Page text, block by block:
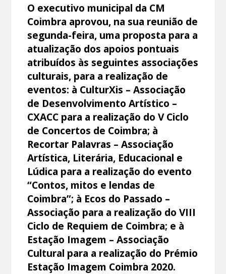
O executivo municipal da CM
Coimbra aprovou, na sua reunião de
segunda-feira, uma proposta para a
atualização dos apoios pontuais
atribuídos às seguintes associações
culturais, para a realização de
eventos: à CulturXis – Associação
de Desenvolvimento Artístico –
CXACC para a realização do V Ciclo
de Concertos de Coimbra; à
Recortar Palavras – Associação
Artística, Literária, Educacional e
Lúdica para a realização do evento
“Contos, mitos e lendas de
Coimbra”; à Ecos do Passado –
Associação para a realização do VIII
Ciclo de Requiem de Coimbra; e à
Estação Imagem – Associação
Cultural para a realização do Prémio
Estação Imagem Coimbra 2020.